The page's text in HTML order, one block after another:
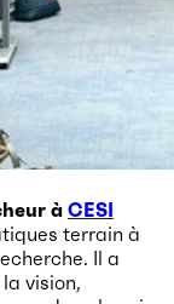
à CESI
terrain à
Il a
vision,